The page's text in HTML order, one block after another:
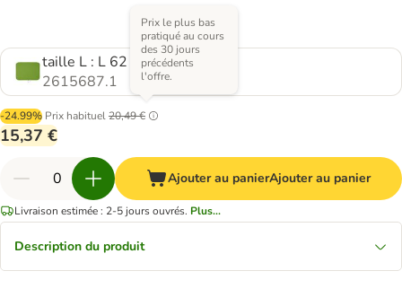
taille L : L 62 x l 84 cm
2615687.1
-24.99% Prix habituel20,49 €
Prix le plus bas
pratiqué au cours
des 30 jours
précédents
l'offre.
15,37 €
Ajouter au panierAjouter au panier
Livraison estimée : 2-5 jours ouvrés. Plus...
Description du produit